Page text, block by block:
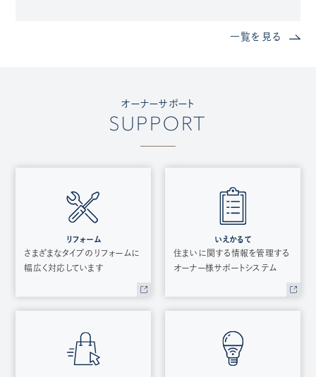
一覧を見る
オーナーサポート
SUPPORT
リフォーム
さまざまなタイプのリフォームに
幅広く対応しています
いえかるて
住まいに関する情報を管理する
オーナー様サポートシステム